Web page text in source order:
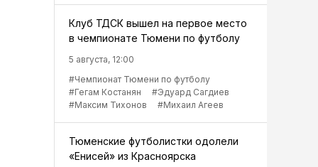
Клуб ТДСК вышел на первое место
в чемпионате Тюмени по футболу
5 августа, 12:00
#Чемпионат Тюмени по футболу
#Гегам Костанян
#Эдуард Сагдиев
#Максим Тихонов
#Михаил Агеев
Тюменские футболистки одолели
«Енисей» из Красноярска